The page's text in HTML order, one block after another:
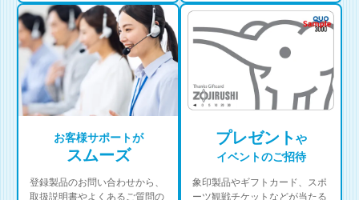
お客様サポートが
スムーズ
登録製品のお問い合わせから、
取扱説明書やよくあるご質問の
プレゼントや
イベントのご招待
象印製品やギフトカード、スポ
ーツ観戦チケットなどが当たる